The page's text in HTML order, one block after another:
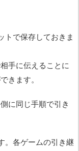
トで保存しておきま
手に伝えることに
きます。
に同じ手順で引き
。各ゲームの引き継